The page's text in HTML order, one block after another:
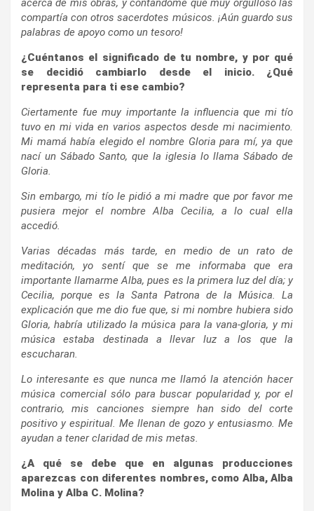
acerca de mis obras, y contándome que muy orgulloso las
compartía con otros sacerdotes músicos. ¡Aún guardo sus
palabras de apoyo como un tesoro!
¿Cuéntanos el significado de tu nombre, y por qué
se decidió cambiarlo desde el inicio. ¿Qué
representa para ti ese cambio?
Ciertamente fue muy importante la influencia que mi tío
tuvo en mi vida en varios aspectos desde mi nacimiento.
Mi mamá había elegido el nombre Gloria para mí, ya que
nací un Sábado Santo, que la iglesia lo llama Sábado de
Gloria.
Sin embargo, mi tío le pidió a mi madre que por favor me
pusiera mejor el nombre Alba Cecilia, a lo cual ella
accedió.
Varias décadas más tarde, en medio de un rato de
meditación, yo sentí que se me informaba que era
importante llamarme Alba, pues es la primera luz del día; y
Cecilia, porque es la Santa Patrona de la Música. La
explicación que me dio fue que, si mi nombre hubiera sido
Gloria, habría utilizado la música para la vana-gloria, y mi
música estaba destinada a llevar luz a los que la
escucharan.
Lo interesante es que nunca me llamó la atención hacer
música comercial sólo para buscar popularidad y, por el
contrario, mis canciones siempre han sido del corte
positivo y espiritual. Me llenan de gozo y entusiasmo. Me
ayudan a tener claridad de mis metas.
¿A qué se debe que en algunas producciones
aparezcas con diferentes nombres, como Alba, Alba
Molina y Alba C. Molina?